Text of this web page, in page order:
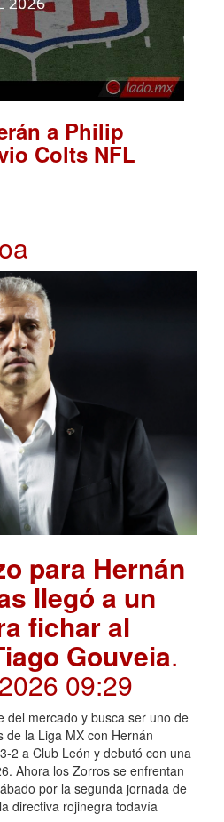
a Philip
Colts NFL
para Hernán
llegó a un
fichar al
Gouveia.
09:29
del mercado y busca ser uno de
de la Liga MX con Hernán
2 a Club León y debutó con una
Ahora los Zorros se enfrentan
por la segunda jornada de
directiva rojinegra todavía